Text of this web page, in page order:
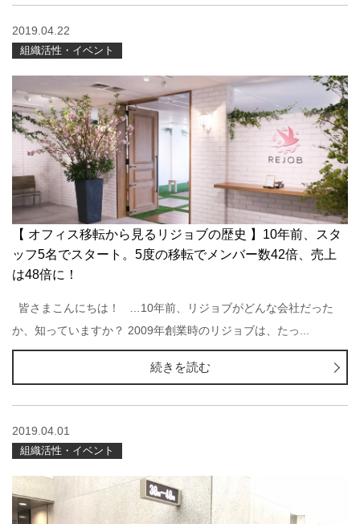
2019.04.22
組織活性・イベント
【 オフィス移転から見るリジョブの歴史 】10年前、スタ
ッフ5名でスタート。5度の移転でメンバー数42倍、売上
は48倍に！
皆さまこんにちは！ …10年前、リジョブがどんな会社だった
か、知っていますか？ 2009年創業時のリジョブは、たっ...
続きを読む
2019.04.01
組織活性・イベント